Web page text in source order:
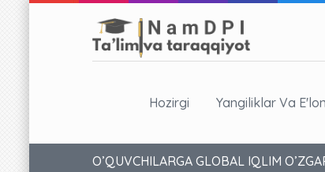
Hozirgi Yangiliklar Va
O’QUVCHILARGA GLOBAL IQLIM